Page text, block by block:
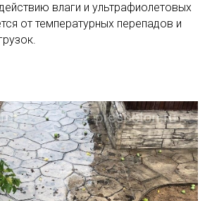
влаги и ультрафиолетовых
от температурных перепадов и